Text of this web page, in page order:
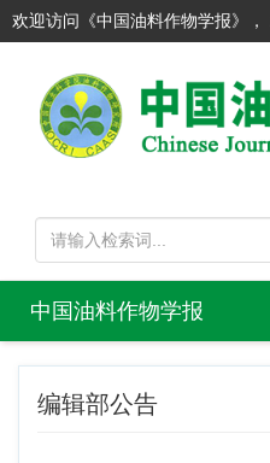
欢迎访问《中国油料作物学报》，
中国油料作物学报
编辑部公告